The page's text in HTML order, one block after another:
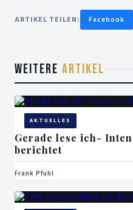
ARTIKEL TEILEN: Facebook
WEITERE ARTIKEL
AKTUELLES
Gerade lese ich-
berichtet
Frank Pfuhl